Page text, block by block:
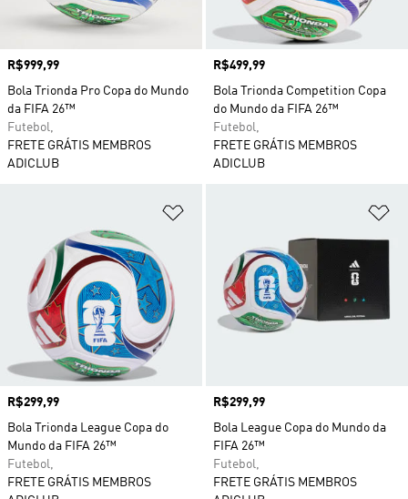
Preço
R$999,99
Bola Trionda Pro Copa do Mundo
da FIFA 26™
Futebol,
FRETE GRÁTIS MEMBROS
ADICLUB
Preço
R$499,99
Bola Trionda Competition Copa
do Mundo da FIFA 26™
Futebol,
FRETE GRÁTIS MEMBROS
ADICLUB
Preço
R$299,99
Bola Trionda League Copa do
Mundo da FIFA 26™
Futebol,
FRETE GRÁTIS MEMBROS
Preço
R$299,99
Bola League Copa do Mundo da
FIFA 26™
Futebol,
FRETE GRÁTIS MEMBROS